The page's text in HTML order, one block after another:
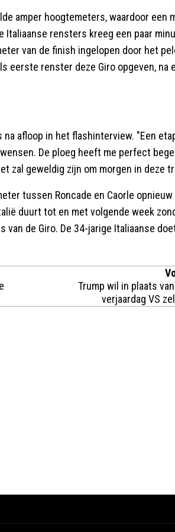
amper hoogtemeters, waardoor een
rensters kreeg een paar
van de finish ingelopen door het
eerste renster deze Giro opgeven, na
afloop in het flashinterview. "Een
De ploeg heeft me perfect
zal geweldig zijn om morgen in deze
tussen Roncade en Caorle opnieuw
duurt tot en met volgende week
de Giro. De 34-jarige Italiaanse
Trump wil in plaats
verjaardag VS